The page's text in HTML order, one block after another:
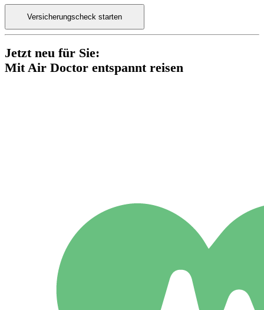
Versicherungscheck starten
Jetzt neu für Sie:
Mit Air Doctor entspannt reisen